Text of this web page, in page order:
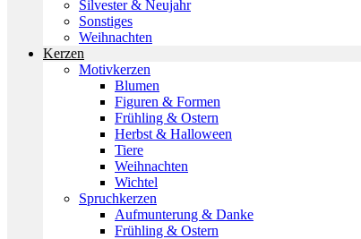
Silvester & Neujahr
Sonstiges
Weihnachten
Kerzen
Motivkerzen
Blumen
Figuren & Formen
Frühling & Ostern
Herbst & Halloween
Tiere
Weihnachten
Wichtel
Spruchkerzen
Aufmunterung & Danke
Frühling & Ostern